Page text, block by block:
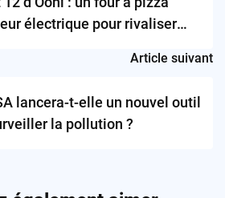
électrique pour rivaliser
Article suivant
lancera-t-elle un nouvel outil
la pollution ?